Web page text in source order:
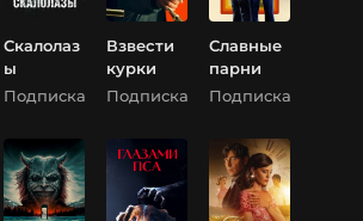
Скалолаз
ы
Подписка
Взвести
курки
Подписка
Славные
парни
Подписка